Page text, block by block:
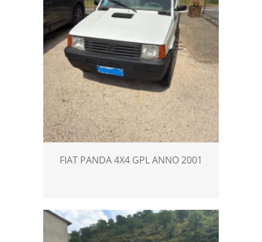
FIAT PANDA 4X4 GPL ANNO 2001